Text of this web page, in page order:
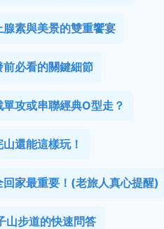
素與美景的雙重饗宴
必看的關鍵細節
攻或串聯經典O型走？
還能這樣玩！
家最重要！(老旅人真心提醒)
山步道的快速問答